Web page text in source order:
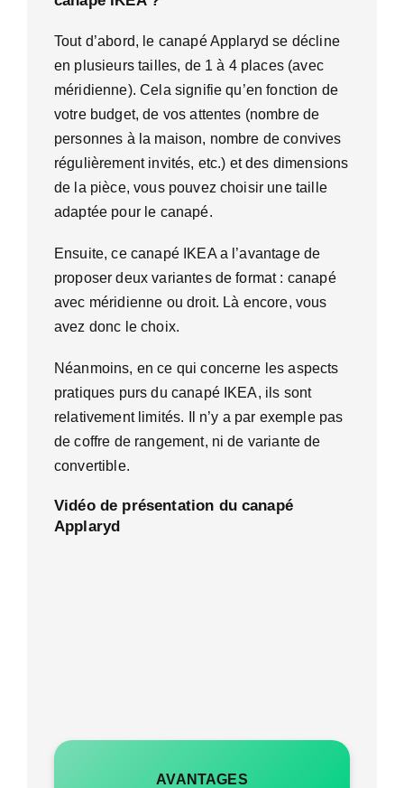
Tout d’abord, le canapé Applaryd se décline
en plusieurs tailles, de 1 à 4 places (avec
méridienne). Cela signifie qu’en fonction de
votre budget, de vos attentes (nombre de
personnes à la maison, nombre de convives
régulièrement invités, etc.) et des dimensions
de la pièce, vous pouvez choisir une taille
adaptée pour le canapé.
Ensuite, ce canapé IKEA a l’avantage de
proposer deux variantes de format : canapé
avec méridienne ou droit. Là encore, vous
avez donc le choix.
Néanmoins, en ce qui concerne les aspects
pratiques purs du canapé IKEA, ils sont
relativement limités. Il n’y a par exemple pas
de coffre de rangement, ni de variante de
convertible.
Vidéo de présentation du canapé
Applaryd
AVANTAGES